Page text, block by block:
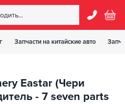
Запчасти на китайские авто
Eastar (Чери
- 7 seven parts